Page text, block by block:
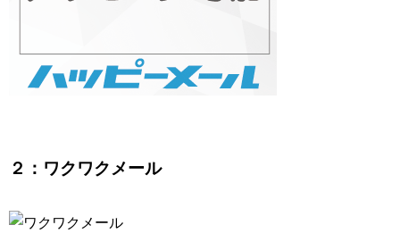
２：ワクワクメール